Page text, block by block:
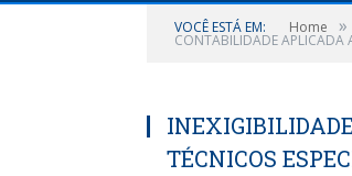
VOCÊ ESTÁ EM: Home »
CONTABILIDADE APLICADA
TÉCNICOS